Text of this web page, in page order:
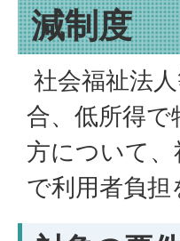
減制度
社会福祉法
合、低所得で
方について、
で利用者負